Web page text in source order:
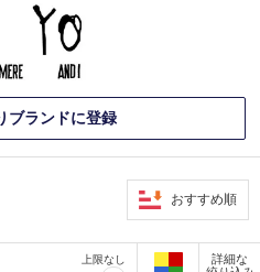
ブランドに登録
おすすめ順
上限なし
詳細な